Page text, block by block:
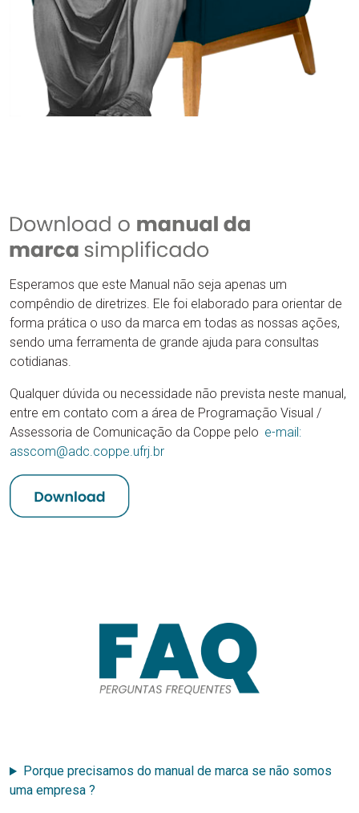
Esperamos que este Manual não seja apenas um
compêndio de diretrizes. Ele foi elaborado para orientar de
forma prática o uso da marca em todas as nossas ações,
sendo uma ferramenta de grande ajuda para consultas
cotidianas.
Qualquer dúvida ou necessidade não prevista neste manual,
entre em contato com a área de Programação Visual /
Assessoria de Comunicação da Coppe pelo e-mail:
asscom@adc.coppe.ufrj.br
Porque precisamos do manual de marca se não somos
uma empresa ?